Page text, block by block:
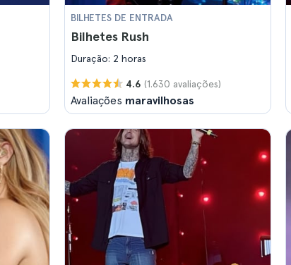
BILHETES DE ENTRADA
Bilhetes Rush
Duração: 2 horas
4.6 (1.630 avaliações)
Avaliações maravilhosas